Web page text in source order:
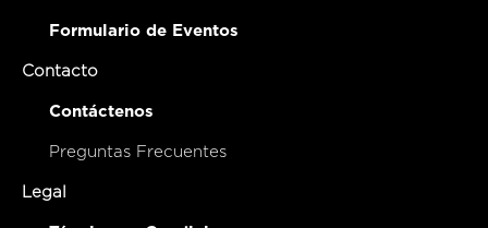
Formulario de Eventos
Contacto
Contáctenos
Preguntas Frecuentes
Legal